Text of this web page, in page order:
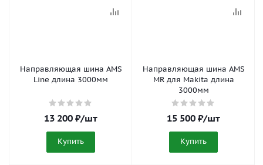
Направляющая шина AMS
Line длина 3000мм
13 200 ₽/шт
Купить
Направляющая шина AMS
MR для Makita длина
3000мм
15 500 ₽/шт
Купить